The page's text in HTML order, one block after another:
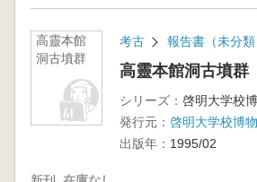
高靈本館
洞古墳群
考古 報告書（未分類
高靈本館洞古墳群
シリーズ：
発行元： 啓明大学校博
出版年： 1995/02